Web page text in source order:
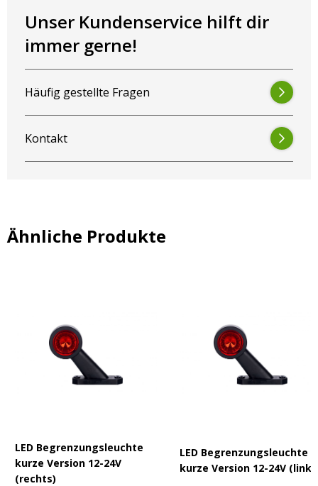
Unser Kundenservice hilft dir
immer gerne!
Häufig gestellte Fragen
Kontakt
Ähnliche Produkte
LED Begrenzungsleuchte
kurze Version 12-24V
(rechts)
LED Begrenzungsleuchte
kurze Version 12-24V